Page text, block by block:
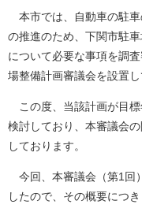
本市では、自動車の駐
の推進のため、下関市駐
について必要な事項を調
場整備計画審議会を設置し
この度、当該計画が目標
検討しており、本審議会
しております。
今回、本審議会（第1回
したので、その概要につ